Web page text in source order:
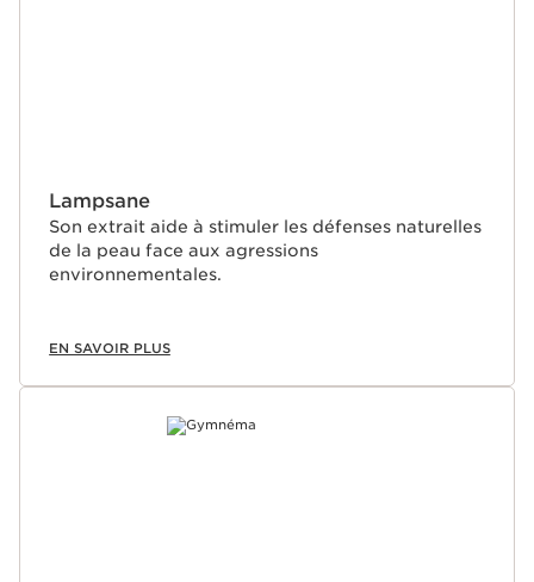
Lampsane
Son extrait aide à stimuler les défenses naturelles
de la peau face aux agressions
environnementales.
EN SAVOIR PLUS